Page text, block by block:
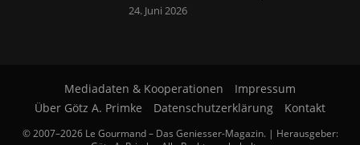
24. Juni 2026
Mediadaten & Kooperationen
Impressum
Über Götz A. Primke
Datenschutzerklärung Kontakt
© 2007–2026 Le Gourmand – Das Geniesser-Magazin. | Herausgeber: